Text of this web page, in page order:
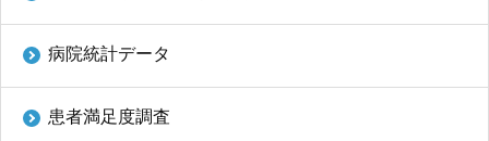
病院統計データ
患者満足度調査